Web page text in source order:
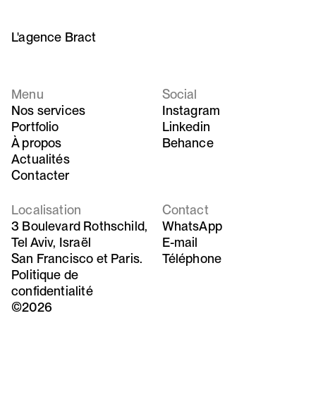
L'agence Bract
Menu
Nos services
Portfolio
À propos
Actualités
Contacter
Social
Instagram
Linkedin
Behance
Localisation
3 Boulevard Rothschild,
Tel Aviv, Israël
San Francisco et Paris.
Contact
WhatsApp
E-mail
Téléphone
Politique de
confidentialité
©2026